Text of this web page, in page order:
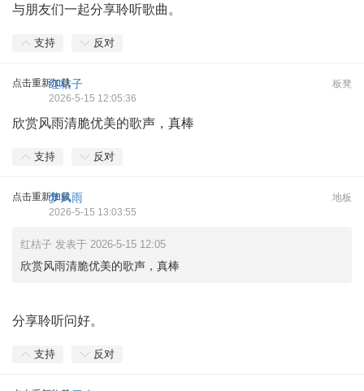
与朋友们一起分享聆听歌曲。
支持 反对
点击重新加载 板凳
红桔子
2026-5-15 12:05:36
欣赏风雨清脆优美的歌声，真棒
支持 反对
点击重新加载 地板
梦风雨
2026-5-15 13:03:55
红桔子 发表于 2026-5-15 12:05
欣赏风雨清脆优美的歌声，真棒
分享聆听问好。
支持 反对